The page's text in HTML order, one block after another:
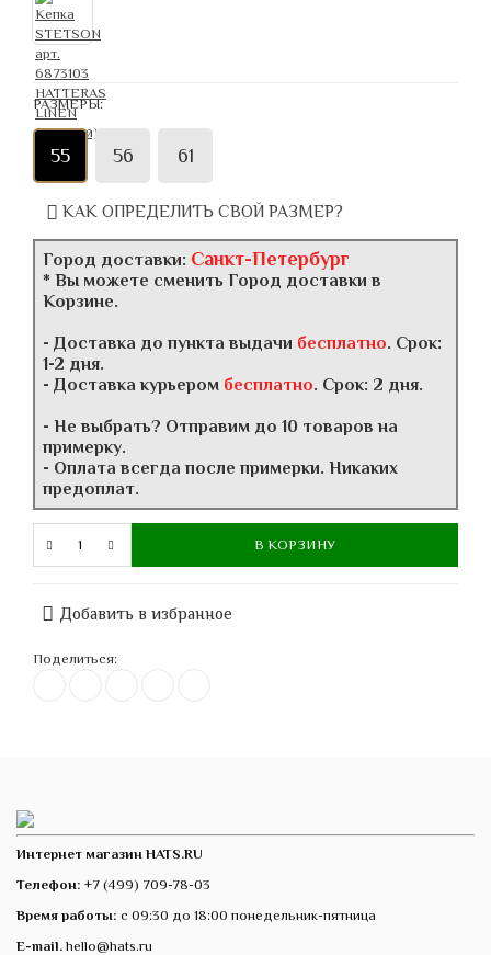
РАЗМЕРЫ:
55 56 61
КАК ОПРЕДЕЛИТЬ СВОЙ РАЗМЕР?
Город доставки: Санкт-Петербург
* Вы можете сменить Город доставки в
Корзине.
- Доставка до пункта выдачи бесплатно. Срок:
1-2 дня.
- Доставка курьером бесплатно. Срок: 2 дня.
- Не выбрать? Отправим до 10 товаров на
примерку.
- Оплата всегда после примерки. Никаких
предоплат.
В КОРЗИНУ
Добавить в избранное
Поделиться:
Интернет магазин HATS.RU
Телефон: +7 (499) 709-78-03
Время работы: с 09:30 до 18:00 понедельник-пятница
E-mail. hello@hats.ru